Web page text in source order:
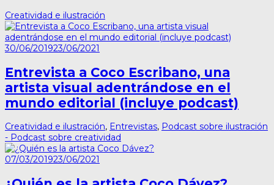
Creatividad e ilustración
30/06/201923/06/2021
Entrevista a Coco Escribano, una
artista visual adentrándose en el
mundo editorial (incluye podcast)
Creatividad e ilustración, Entrevistas, Podcast sobre ilustración
- Podcast sobre creatividad
07/03/201923/06/2021